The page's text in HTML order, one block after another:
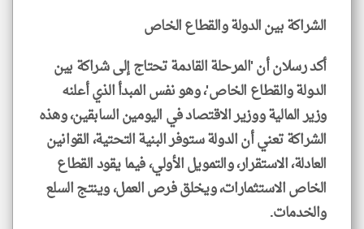
الشراكة بين الدولة والقطاع الخاص
أكد رسلان أن 'المرحلة القادمة تحتاج إلى شراكة بين
الدولة والقطاع الخاص'، وهو نفس المبدأ الذي أعلنه
وزير المالية ووزير الاقتصاد في اليومين السابقين، وهذه
الشراكة تعني أن الدولة ستوفر البنية التحتية، القوانين
العادلة، الاستقرار، والتمويل الأولي، فيما يقود القطاع
الخاص الاستثمارات، ويخلق فرص العمل، وينتج السلع
والخدمات.